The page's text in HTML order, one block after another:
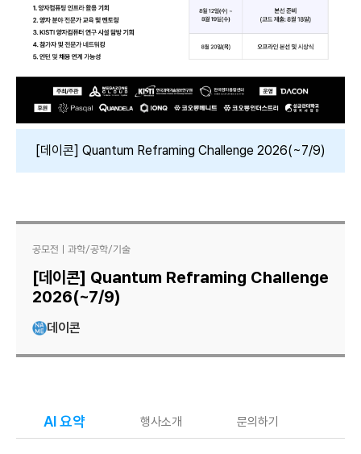
[데이콘] Quantum Reframing Challenge 2026(~7/9)
공모전｜과학/공학/기술
[데이콘] Quantum Reframing Challenge
2026(~7/9)
데이콘
AI 요약 행사소개 문의하기